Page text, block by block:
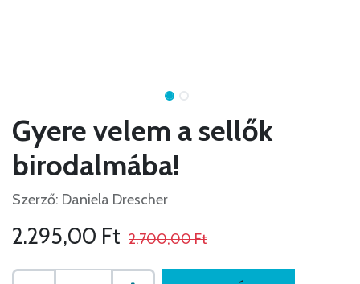
Gyere velem a sellők
birodalmába!
Szerző: Daniela Drescher
2.295,00 Ft 2.700,00Ft